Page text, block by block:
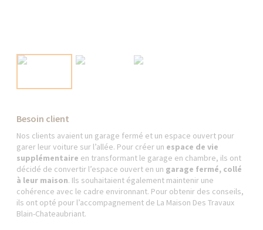
Besoin client
Nos clients avaient un garage fermé et un espace ouvert pour
garer leur voiture sur l’allée. Pour créer un espace de vie
supplémentaire en transformant le garage en chambre, ils ont
décidé de convertir l’espace ouvert en un garage fermé, collé
à leur maison. Ils souhaitaient également maintenir une
cohérence avec le cadre environnant. Pour obtenir des conseils,
ils ont opté pour l’accompagnement de La Maison Des Travaux
Blain-Chateaubriant.